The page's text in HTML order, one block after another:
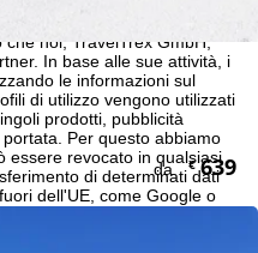
utilizziamo i cookie per
noi, TravelTrex GmbH,
In base alle sue attività, i
le informazioni sul
di utilizzo vengono utilizzati
prodotti, pubblicità
Per questo abbiamo
essere revocato in qualsiasi
di determinati dati
dell'UE, come Google o
da €639